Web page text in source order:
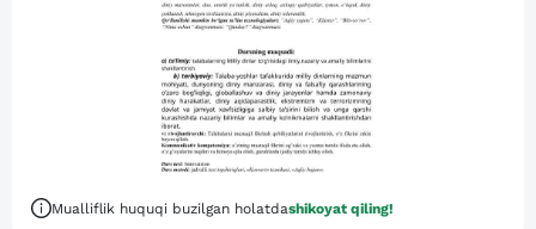
Mualliflik huquqi buzilgan holatdashikoyat qiling!